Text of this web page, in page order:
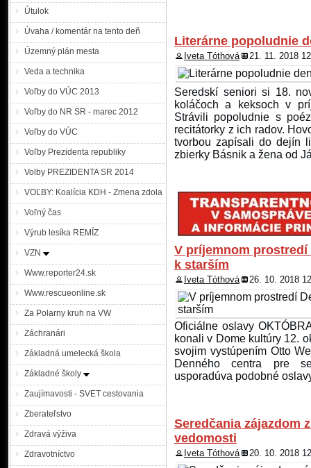
Útulok
Úvaha / komentár na tento deň
Územný plán mesta
Veda a technika
Voľby do VÚC 2013
Voľby do NR SR - marec 2012
Voľby do VÚC
Voľby Prezidenta republiky
Volby PREZIDENTA SR 2014
VOĽBY: Koalícia KDH - Zmena zdola
Voľný čas
Výrub lesíka REMÍZ
VZN
Www.reporter24.sk
Www.rescueonline.sk
Za Polarny kruh na VW
Záchranári
Základná umelecká škola
Základné školy
Zaujímavosti - SVET cestovania
Zberateľstvo
Zdravá výživa
Zdravotníctvo
Literárne popoludnie
Iveta Tóthová 21. 11. 2018
Seredskí seniori si 18.
koláčoch a keksoch v
Strávili popoludnie s
recitátorky z ich radov.
tvorbou zapísali do dejín
zbierky Básnik a žena od
V príjemnom
k starším
Iveta Tóthová 26. 10. 2018
Oficiálne oslavy
konali v Dome kultúry 12.
svojim vystúpením Otto
Denného centra pre
usporadúva podobné
Seredčania zájazdom
vedomosti
Iveta Tóthová 20. 10. 2018